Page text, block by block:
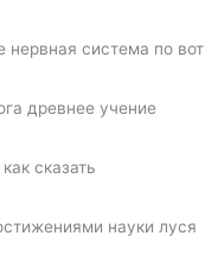
нервная система по вот
древнее учение
сказать
науки луся